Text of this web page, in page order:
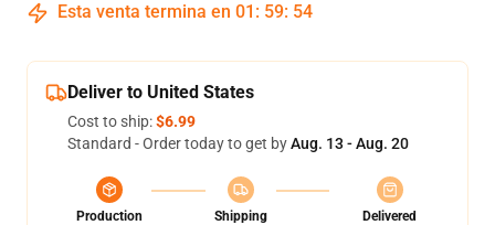
Esta venta termina en 01 : 59: 54
Deliver to United States
Cost to ship:$6.99
Standard - Order today to get byAug. 13 - Aug. 20
Production
Shipping
Delivered